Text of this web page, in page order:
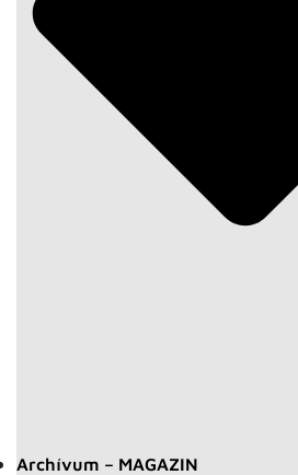
Archívum – MAGAZIN